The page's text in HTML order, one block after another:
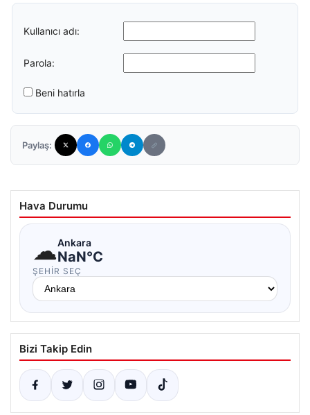
Kullanıcı adı:
Parola:
Beni hatırla
Paylaş:
Hava Durumu
☁Ankara
NaN°C
ŞEHIR SEÇ
Bizi Takip Edin